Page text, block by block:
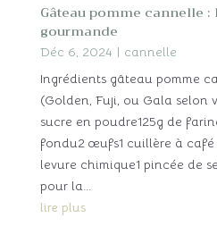
Gâteau pomme cannelle
gourmande
Déc 6, 2024 | cannelle
Ingrédients gâteau pomme
(Golden, Fuji, ou Gala selon
sucre en poudre125g de
fondu2 œufs1 cuillère à café
levure chimique1 pincée de
pour la...
lire plus